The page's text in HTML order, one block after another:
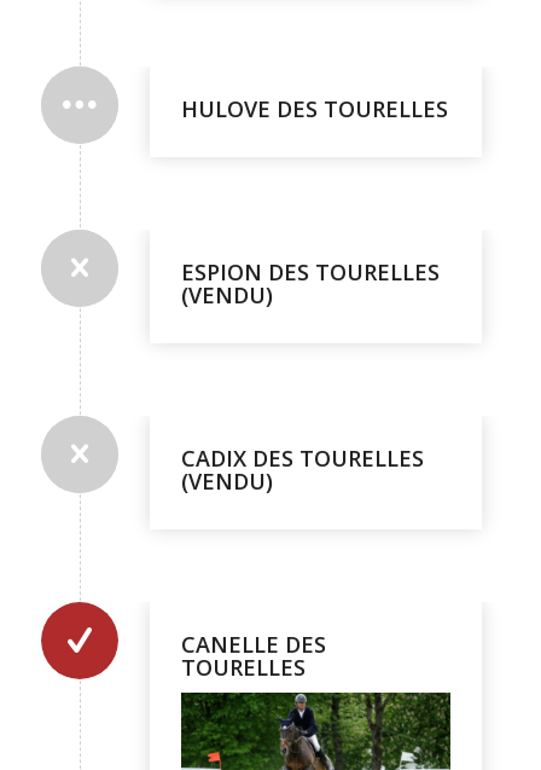
HULOVE DES TOURELLES
ESPION DES TOURELLES
(VENDU)
CADIX DES TOURELLES
(VENDU)
CANELLE DES
TOURELLES